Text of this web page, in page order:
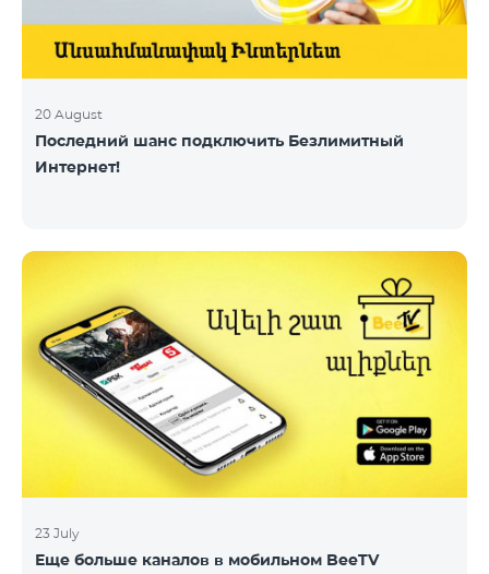
20 August
Последний шанс подключить Безлимитный
Интернет!
23 July
Еще больше каналов в мобильном BeeTV